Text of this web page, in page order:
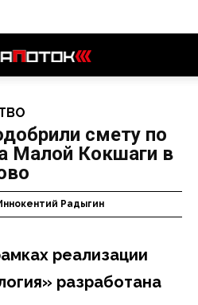
смету по
Малой Кокшаги в
Радыгин
реализации
разработана